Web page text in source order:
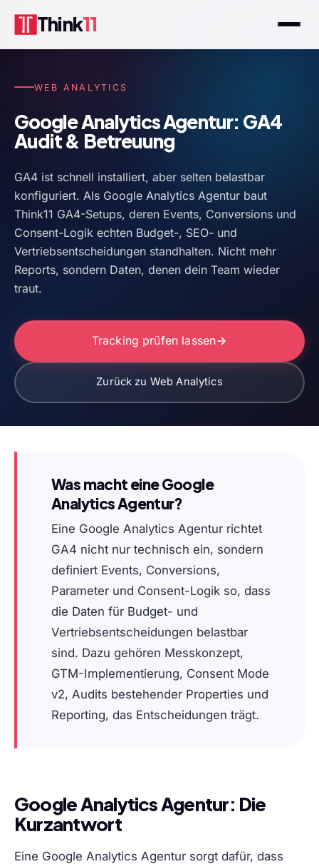
Think11
WEB ANALYTICS
Google Analytics Agentur: GA4
Audit & Betreuung
GA4 ist schnell installiert, aber selten belastbar
konfiguriert. Als Google Analytics Agentur baut
Think11 GA4-Setups, deren Events, Conversions und
Consent-Logik echten Budget-, SEO- und
Vertriebsentscheidungen standhalten. Nicht mehr
Reports, sondern Daten, denen dein Team wieder
traut.
Tracking prüfen lassen
Zurück zu Web Analytics
Was macht eine Google
Analytics Agentur?
Eine Google Analytics Agentur richtet
GA4 nicht nur technisch ein, sondern
definiert Events, Conversions,
Parameter und Consent-Logik so, dass
die Daten für Budget- und
Vertriebsentscheidungen belastbar
sind. Dazu gehören Messkonzept,
GTM-Implementierung, Consent Mode
v2, Audits bestehender Properties und
Reporting, das Entscheidungen trägt.
Google Analytics Agentur: Die
Kurzantwort
Eine Google Analytics Agentur sorgt dafür, dass